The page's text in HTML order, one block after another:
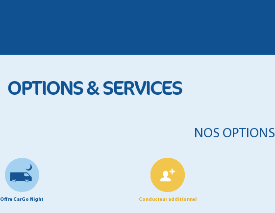
OPTIONS & SERVICES
Offre CarGo Night
NOS OPTIONS
Conducteur additionnel